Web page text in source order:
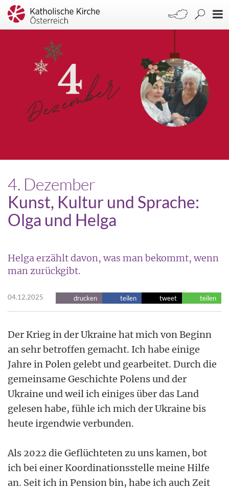
4. Dezember
Kunst, Kultur und Sprache:
Olga und Helga
Helga erzählt davon, was man bekommt, wenn
man zurückgibt.
04.12.2025 drucken teilen tweet teilen
Der Krieg in der Ukraine hat mich von Beginn
an sehr betroffen gemacht. Ich habe einige
Jahre in Polen gelebt und gearbeitet. Durch die
gemeinsame Geschichte Polens und der
Ukraine und weil ich einiges über das Land
gelesen habe, fühle ich mich der Ukraine bis
heute irgendwie verbunden.
Als 2022 die Geflüchteten zu uns kamen, bot
ich bei einer Koordinationsstelle meine Hilfe
an. Seit ich in Pension bin, habe ich auch Zeit